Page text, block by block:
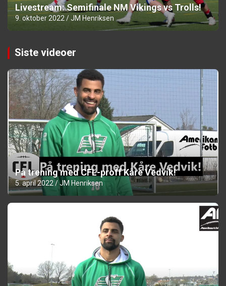
Livestream: Semifinale NM Vikings vs Trolls!
9. oktober 2022 JM Henriksen
Siste videoer
På trening med CFL-proff Kåre Vedvik!
5. april 2022 JM Henriksen